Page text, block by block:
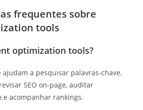
frequentes sobre
tools
optimization tools?
a pesquisar palavras-chave,
SEO on‑page, auditar
e acompanhar rankings.